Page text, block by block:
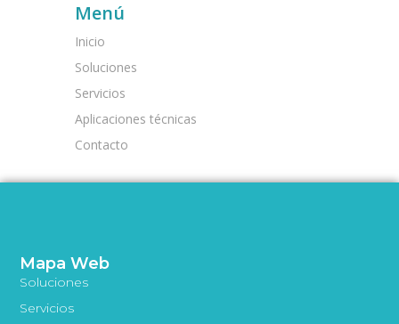
Menú
Inicio
Soluciones
Servicios
Aplicaciones técnicas
Contacto
Mapa Web
Soluciones
Servicios